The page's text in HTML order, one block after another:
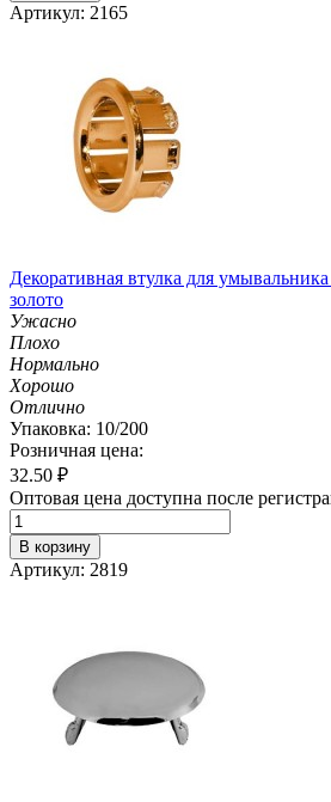
Артикул: 2165
Декоративная втулка для
золото
Ужасно
Плохо
Нормально
Хорошо
Отлично
Упаковка: 10/200
Розничная цена:
32.50 ₽
Оптовая цена доступна после
В корзину
Артикул: 2819